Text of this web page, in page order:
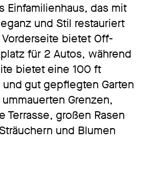
Einfamilienhaus, das mit
und Stil restauriert
bietet Off-
für 2 Autos, während
bietet eine 100 ft
und gut gepflegten Garten
Grenzen,
Terrasse, großen Rasen
und Blumen